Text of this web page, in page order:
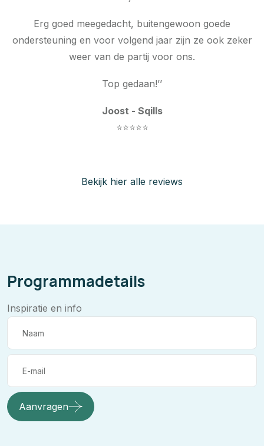
Erg goed meegedacht, buitengewoon goede
ondersteuning en voor volgend jaar zijn ze ook zeker
weer van de partij voor ons.
Top gedaan!’’
Joost - Sqills
⭐⭐⭐⭐⭐
Bekijk hier alle reviews
Programmadetails
Inspiratie en info
Aanvragen